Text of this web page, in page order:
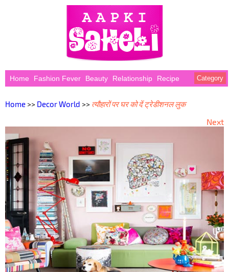
Home Fashion Fever Beauty Relationship Recipe Category
Home >> Decor World >> त्यौहारों पर घर को दें ट्रेडीशनल लुक
Next